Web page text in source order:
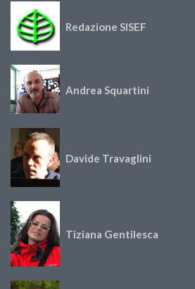
Redazione SISEF
Andrea Squartini
Davide Travaglini
Tiziana Gentilesca